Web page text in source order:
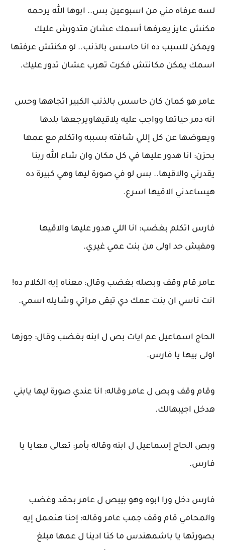
لسه عرفاه مني من اسبوعين بس.. ابوها الله يرحمه
مكنش عايز يعرفها أسمك عشان متدورش عليك
ويمكن للسبب ده انا حاسس بالذنب.. لو مكنتش عرفتها
اسمك يمكن مكانتش فكرت تهرب عشان تدور عليك.
عامر هو كمان كان حاسس بالذنب الكبير اتجاهها وحس
انه دمر حياتها وواجب عليه يلاقيهاويرجعها بلدها
ويعوضها عن كل إللي شافته بسببه واتكلم مع عمها
بحزن: انا هدور عليها في كل مكان وان شاء الله ربنا
يقدرني والاقيها.. بس لو في صورة ليها وهي كبيرة ده
هيساعدني الاقيها اسرع.
فارس اتكلم بغضب: انا اللي هدور عليها والاقيها
ومفيش حد اولى من بنت عمي غيري.
عامر قام وقف وبصله بغضب وقال: معناه إيه الكلام ده!
انت ناسي ان بنت عمك دي تبقى مراتي وشايله اسمي.
الحاج اسماعيل عم ايات بص ل ابنه بغضب وقال: جوزها
اولى بيها يا فارس.
وقام وقف وبص ل عامر وقاله: انا عندي صورة ليها يابني
هدخل اجيبهالك.
وبص الحاج إسماعيل ل ابنه وقاله بأمر: تعالى معايا يا
فارس.
فارس دخل ورا ابوه وهو بيبص ل عامر بحقد وغضب
والمحامي قام وقف جمب عامر وقاله: إحنا هنعمل إيه
بصورتها يا باشمهندس ما كنا ادينا ل عمها مبلغ